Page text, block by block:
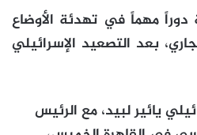
مهماً في تهدئة الأوضاع
بعد التصعيد الإسرائيلي
يائير لبيد، مع الرئيس